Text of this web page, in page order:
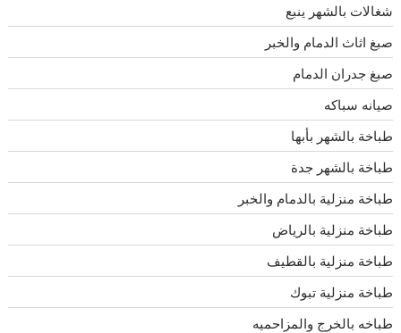
شغالات بالشهر ينبع
صبغ اثاث الدمام والخبر
صبغ جدران الدمام
صيانه سباكه
طباخة بالشهر بأبها
طباخة بالشهر جدة
طباخة منزلية بالدمام والخبر
طباخة منزلية بالرياض
طباخة منزلية بالقطيف
طباخة منزلية تبوك
طباخه بالخرج والمزاحميه